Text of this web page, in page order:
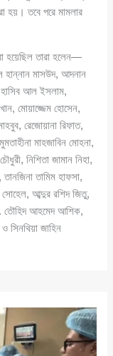
হয়। তবে পরে মামলার
হয়েছিল তারা হলেন—
মাসউদ, আদনান
হাসিব আল ইসলাম,
মোয়াজ্জেম হোসেন,
রেজোয়ানা রিফাত,
মাহজাবিন মোহনা,
নিশিতা জামান নিহা,
তামিম হাফসা,
আব্দুর রশিদ জিতু,
তৌহিদ আহমেদ আশিক,
সিনথিয়া জাহিন